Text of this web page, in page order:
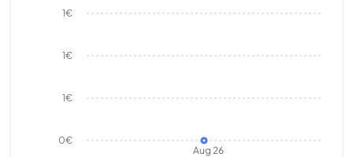
Aug 26
0€
1€
1€
1€